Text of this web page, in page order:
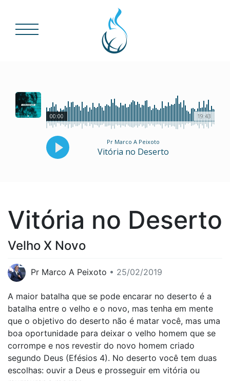
19:43
00:00
Pr Marco A Peixoto
Vitória no Deserto
Vitória no Deserto
Velho X Novo
Pr Marco A Peixoto • 25/02/2019
A maior batalha que se pode encarar no deserto é a
batalha entre o velho e o novo, mas tenha em mente
que o objetivo do deserto não é matar você, mas uma
boa oportunidade para deixar o velho homem que se
corrompe e nos revestir do novo homem criado
segundo Deus (Efésios 4). No deserto você tem duas
escolhas: ouvir a Deus e prosseguir em vitória ou